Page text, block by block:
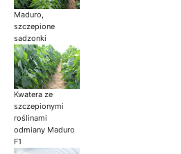
Maduro,
szczepione
sadzonki
Kwatera ze
szczepionymi
roślinami
odmiany Maduro
F1